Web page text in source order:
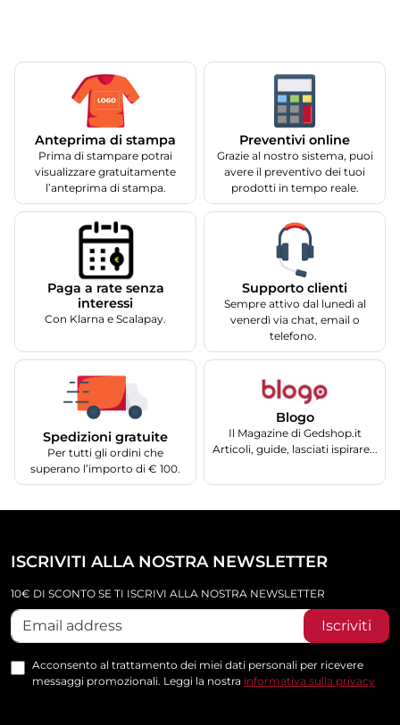
Anteprima di stampa
Prima di stampare potrai
visualizzare gratuitamente
l’anteprima di stampa.
Preventivi online
Grazie al nostro sistema, puoi
avere il preventivo dei tuoi
prodotti in tempo reale.
Paga a rate senza
interessi
Con Klarna e Scalapay.
Supporto clienti
Sempre attivo dal lunedì al
venerdì via chat, email o
telefono.
Spedizioni gratuite
Per tutti gli ordini che
superano l’importo di € 100.
Blogo
Il Magazine di Gedshop.it
Articoli, guide, lasciati ispirare...
ISCRIVITI ALLA NOSTRA NEWSLETTER
10€ DI SCONTO SE TI ISCRIVI ALLA NOSTRA NEWSLETTER
Iscriviti
Acconsento al trattamento dei miei dati personali per ricevere
messaggi promozionali. Leggi la nostra informativa sulla privacy